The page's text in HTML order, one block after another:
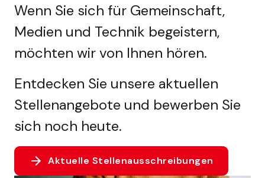
Wenn Sie sich für Gemeinschaft,
Medien und Technik begeistern,
möchten wir von Ihnen hören.
Entdecken Sie unsere aktuellen
Stellenangebote und bewerben Sie
sich noch heute.
Aktuelle Stellenausschreibungen